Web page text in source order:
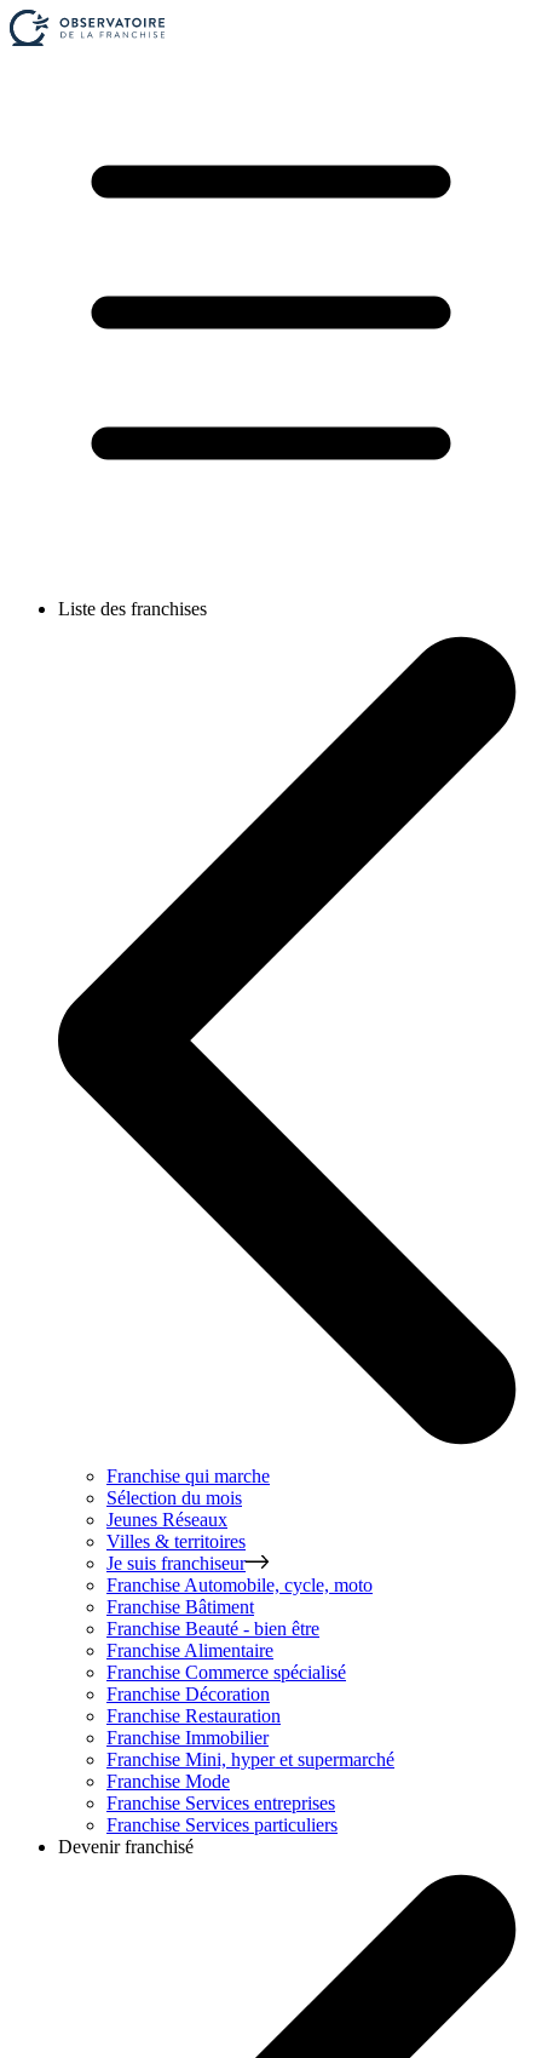
Liste des franchises
Franchise qui marche
Sélection du mois
Jeunes Réseaux
Villes & territoires
Je suis franchiseur
Franchise Automobile, cycle, moto
Franchise Bâtiment
Franchise Beauté - bien être
Franchise Alimentaire
Franchise Commerce spécialisé
Franchise Décoration
Franchise Restauration
Franchise Immobilier
Franchise Mini, hyper et supermarché
Franchise Mode
Franchise Services entreprises
Franchise Services particuliers
Devenir franchisé